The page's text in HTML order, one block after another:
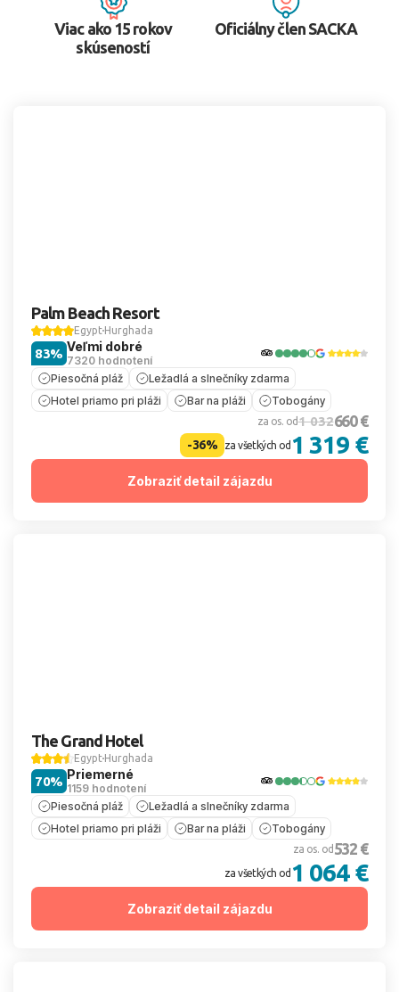
Viac ako 15 rokov
skúseností
Oficiálny člen SACKA
Palm Beach Resort
Egypt Hurghada
Veľmi dobré
7320 hodnotení
83%
Piesočná pláž
Ležadlá a slnečníky zdarma
Hotel priamo pri pláži
Bar na pláži Tobogány
za os. od1 032660 €
-36% za všetkých od 1 319 €
Zobraziť detail zájazdu
The Grand Hotel
Egypt Hurghada
Priemerné
1159 hodnotení
70%
Piesočná pláž
Ležadlá a slnečníky zdarma
Hotel priamo pri pláži
Bar na pláži Tobogány
za os. od 532 €
za všetkých od 1 064 €
Zobraziť detail zájazdu